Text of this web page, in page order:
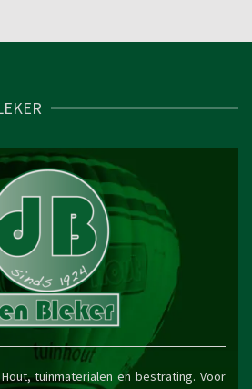
tuinmaterialen en bestrating. Voor